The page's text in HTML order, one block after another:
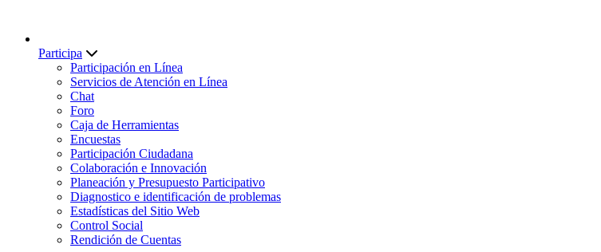
Participa
Participación en Línea
Servicios de Atención en Línea
Chat
Foro
Caja de Herramientas
Encuestas
Participación Ciudadana
Colaboración e Innovación
Planeación y Presupuesto Participativo
Diagnostico e identificación de problemas
Estadísticas del Sitio Web
Control Social
Rendición de Cuentas